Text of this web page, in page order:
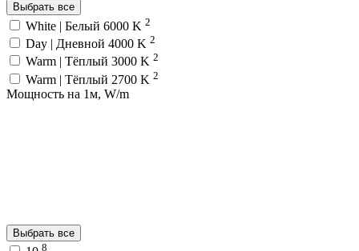
Выбрать все
White | Белый 6000 K 2
Day | Дневной 4000 K 2
Warm | Тёплый 3000 K 2
Warm | Тёплый 2700 K 2
Мощность на 1м, W/m
Выбрать все
8